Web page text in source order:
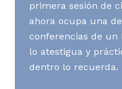
primera sesión de
ahora ocupa una
conferencias de un
lo atestigua y
dentro lo